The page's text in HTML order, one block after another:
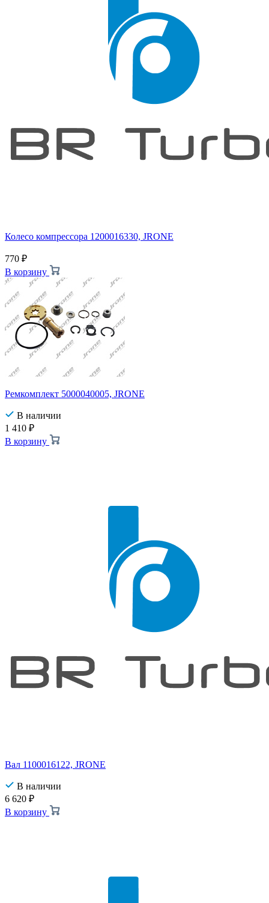
Колесо компрессора 1200016330, JRONE
770 ₽
В корзину
Ремкомплект 5000040005, JRONE
В наличии
1 410 ₽
В корзину
Вал 1100016122, JRONE
В наличии
6 620 ₽
В корзину